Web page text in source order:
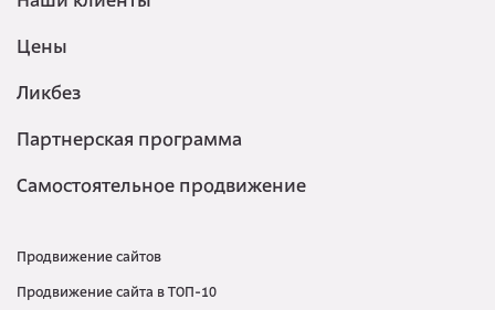
Цены
Ликбез
Партнерская программа
Самостоятельное продвижение
Продвижение сайтов
Продвижение сайта в ТОП-10